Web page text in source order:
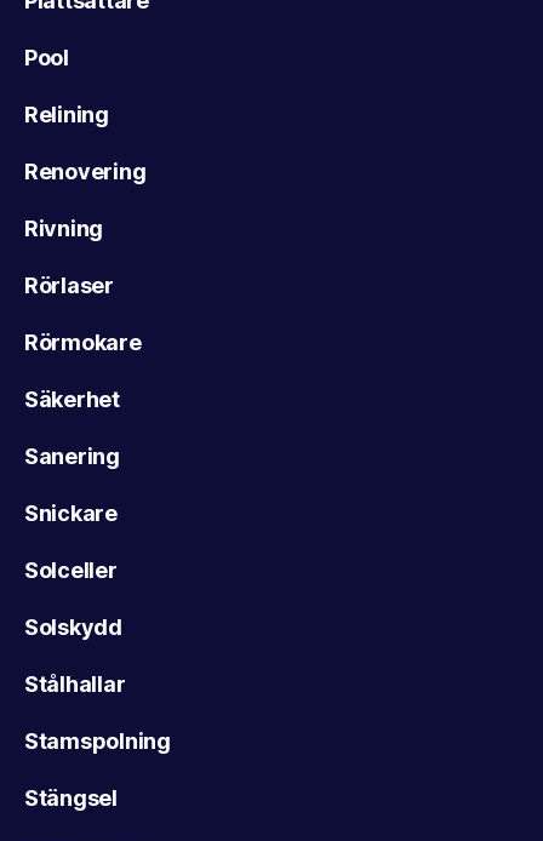
Pool
Relining
Renovering
Rivning
Rörlaser
Rörmokare
Säkerhet
Sanering
Snickare
Solceller
Solskydd
Stålhallar
Stamspolning
Stängsel